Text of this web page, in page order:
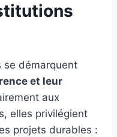
se démarquent
et leur
aux
elles privilégient
projets durables :